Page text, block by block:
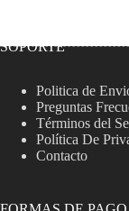
SOPORTE
Politica de
Preguntas
Términos del
Política De
Contacto